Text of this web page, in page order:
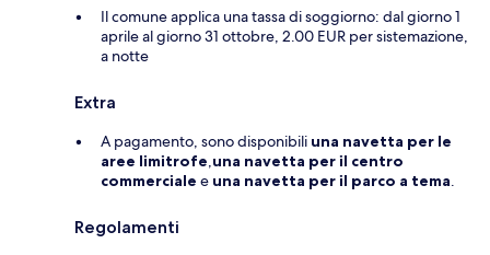
Il comune applica una tassa di soggiorno: dal giorno 1
aprile al giorno 31 ottobre, 2.00 EUR per sistemazione,
a notte
Extra
A pagamento, sono disponibili una navetta per le
aree limitrofe,una navetta per il centro
commerciale e una navetta per il parco a tema.
Regolamenti